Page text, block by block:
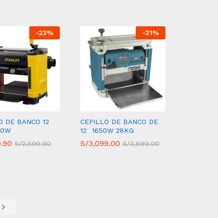
-23%
DE BANCO 12
S/2,599.90
S/2,599.90
-21%
CEPILLO DE BANCO DE
12¨ 1650W 28KG
S/3,099.00 S/3,899.00
S/3,099.00 S/3,899.00